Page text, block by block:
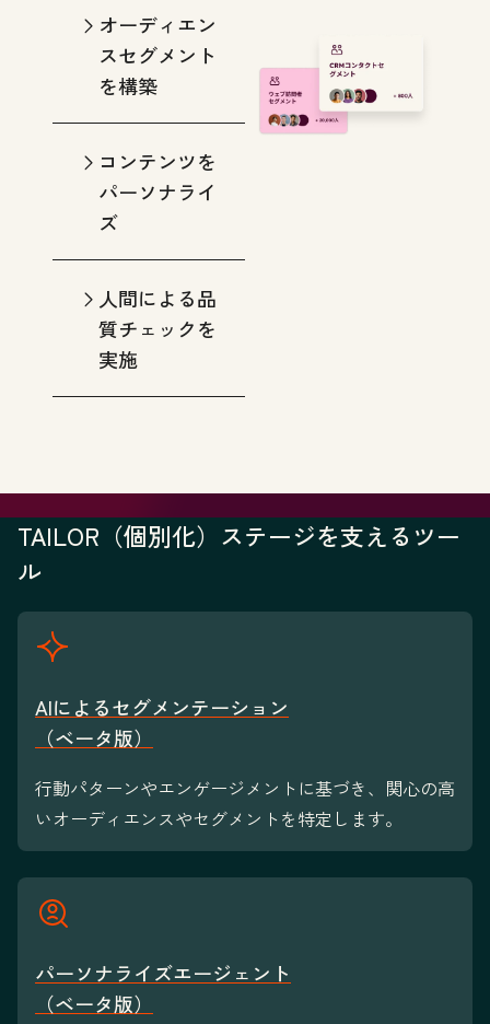
オーディエン
スセグメント
を構築
コンテンツを
パーソナライ
ズ
人間による品
質チェックを
実施
TAILOR（個別化）ステージを支えるツー
ル
AIによるセグメンテーション
（ベータ版）
行動パターンやエンゲージメントに基づき、関心の高
いオーディエンスやセグメントを特定します。
パーソナライズエージェント
（ベータ版）